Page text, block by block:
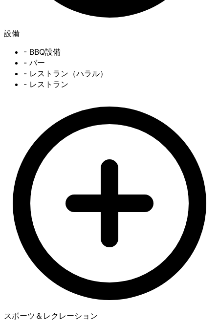
設備
- BBQ設備
- バー
- レストラン（ハラル）
- レストラン
スポーツ＆レクレーション